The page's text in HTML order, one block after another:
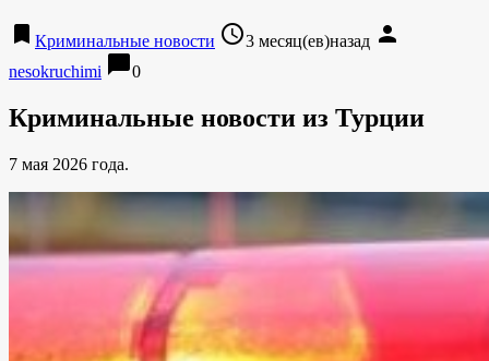
bookmark Криминальные новости access_time3 месяц(ев)назад person
nesokruchimi chat_bubble0
Криминальные новости из Турции
7 мая 2026 года.